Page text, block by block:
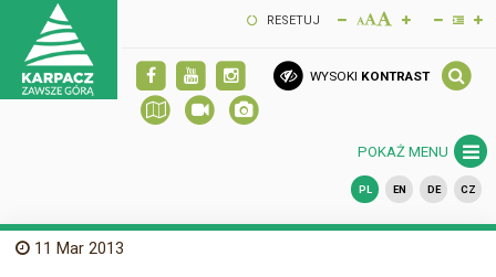
RESETUJ
WYSOKI KONTRAST
POKAŻ MENU
PL EN DE CZ
11 Mar 2013